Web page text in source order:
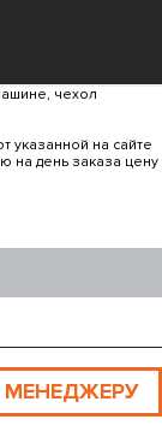
чехол
указанной на сайте
на день заказа цену
МЕНЕДЖЕРУ